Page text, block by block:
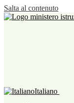
Salta al contenuto
Italiano